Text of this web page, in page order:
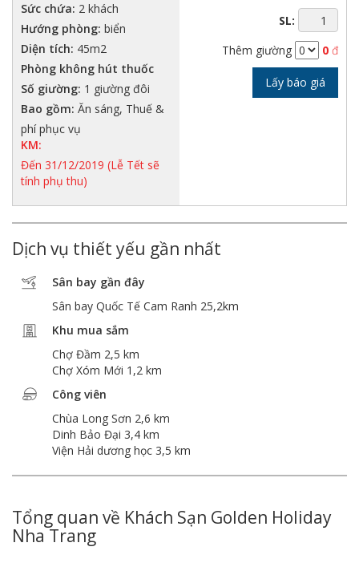
Sức chứa: 2 khách
Hướng phòng: biển
Diện tích: 45m2
Phòng không hút thuốc
Số giường: 1 giường đôi
Bao gồm: Ăn sáng, Thuế &
phí phục vụ
KM:
Đến 31/12/2019 (Lễ Tết sẽ
tính phụ thu)
SL:
Thêm giường
0 đ
Lấy báo giá
Dịch vụ thiết yếu gần nhất
Sân bay gần đây
Sân bay Quốc Tế Cam Ranh 25,2km
Khu mua sắm
Chợ Đầm 2,5 km
Chợ Xóm Mới 1,2 km
Công viên
Chùa Long Sơn 2,6 km
Dinh Bảo Đại 3,4 km
Viện Hải dương học 3,5 km
Tổng quan về Khách Sạn Golden Holiday
Nha Trang